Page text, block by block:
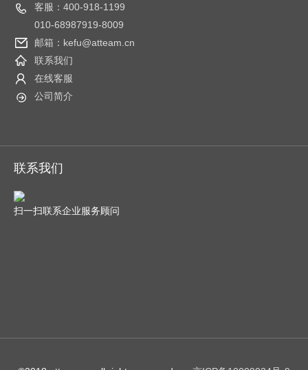
客服：400-918-1199
010-68987919-8009
邮箱：kefu@atteam.cn
联系我们
在线客服
公司简介
联系我们
扫一扫联系企业服务顾问